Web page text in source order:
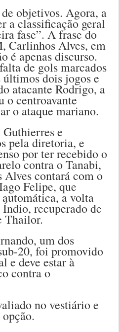
objetivos. Agora, a
a classificação geral
fase”. A frase do
Carlinhos Alves, em
é apenas discurso.
de gols marcados
últimos dois jogos e
atacante Rodrigo, a
o centroavante
o ataque mariano.
Guthierres e
pela diretoria, e
por ter recebido o
contra o Tanabi,
contará com o
Felipe, que
a volta
recuperado de
Thailor.
um dos
20, foi promovido
e deve estar à
contra o
no vestiário e